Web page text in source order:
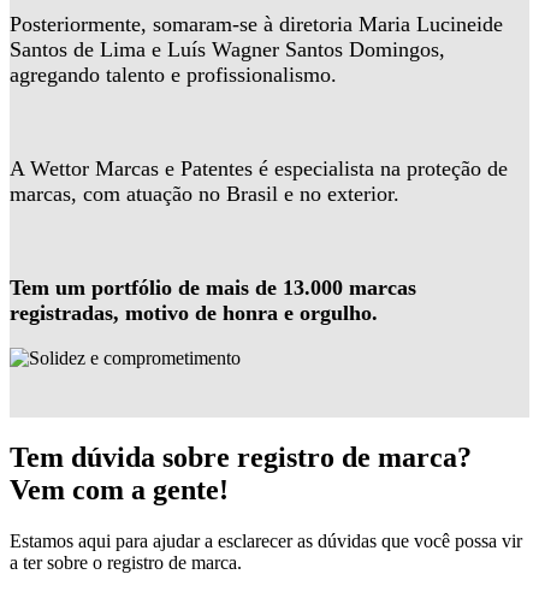
Posteriormente, somaram-se à diretoria Maria Lucineide
Santos de Lima e Luís Wagner Santos Domingos,
agregando talento e profissionalismo.
A Wettor Marcas e Patentes é especialista na proteção de
marcas, com atuação no Brasil e no exterior.
Tem um portfólio de mais de 13.000 marcas
registradas, motivo de honra e orgulho.
Tem dúvida sobre registro de marca?
Vem com a gente!
Estamos aqui para ajudar a esclarecer as dúvidas que você possa vir
a ter sobre o registro de marca.